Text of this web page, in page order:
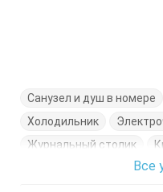
Санузел и душ в номере
Холодильник
Журнальный столик
Кровать двуспальнаяВсе